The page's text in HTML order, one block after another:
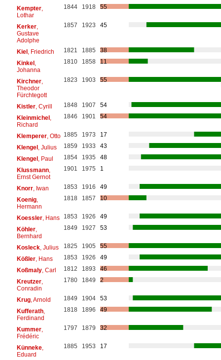
Kempter,
Lothar
1844 1918 55
Kerker,
Gustave
Adolphe
1857 1923 45
Kiel, Friedrich 1821 1885
38
Kinkel,
Johanna
1810 1858 11
Kirchner,
Theodor
Fürchtegott
1823 1903 55
Kistler, Cyrill 1848 1907
54
Kleinmichel,
Richard
1846 1901 54
Klemperer, Otto 1885 1973
17
Klengel, Julius 1859 1933
43
Klengel, Paul 1854 1935
48
Klussmann,
Ernst Gernot
1901 1975 1
Knorr, Iwan 1853 1916
49
Koenig,
Hermann
1818 1857 10
Koessler, Hans 1853 1926
49
Köhler,
Bernhard
1849 1927 53
Kosleck, Julius 1825 1905
55
Kößler, Hans 1853 1926
49
Koßmaly, Carl 1812 1893
46
Kreutzer,
Conradin
1780 1849 2
Krug, Arnold 1849 1904
53
Kufferath,
Ferdinand
1818 1896 49
Kummer,
Frédéric
1797 1879 32
Künneke,
Eduard
1885 1953 17